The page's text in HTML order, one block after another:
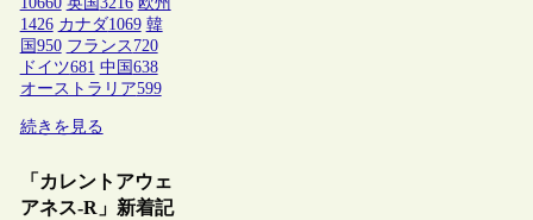
1426 カナダ1069 韓
国 950 フランス 720
ドイツ681 中国 638
オーストラリア599
続きを見る
「カレントアウェ
アネス-R」新着記